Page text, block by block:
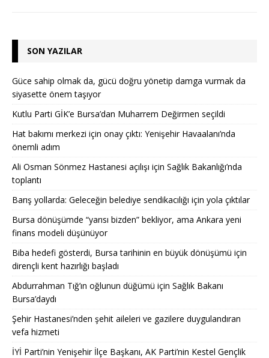
SON YAZILAR
Güce sahip olmak da, gücü doğru yönetip damga vurmak da
siyasette önem taşıyor
Kutlu Parti GİK’e Bursa’dan Muharrem Değirmen seçildi
Hat bakımı merkezi için onay çıktı: Yenişehir Havaalanı’nda
önemli adım
Ali Osman Sönmez Hastanesi açılışı için Sağlık Bakanlığı’nda
toplantı
Barış yollarda: Geleceğin belediye sendikacılığı için yola çıktılar
Bursa dönüşümde “yarısı bizden” bekliyor, ama Ankara yeni
finans modeli düşünüyor
Biba hedefi gösterdi, Bursa tarihinin en büyük dönüşümü için
dirençli kent hazırlığı başladı
Abdurrahman Tığ’ın oğlunun düğümü için Sağlık Bakanı
Bursa’daydı
Şehir Hastanesi’nden şehit aileleri ve gazilere duygulandıran
vefa hizmeti
İYİ Parti’nin Yenişehir İlçe Başkanı, AK Parti’nin Kestel Gençlik